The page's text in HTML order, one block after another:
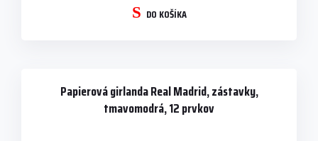
DO KOŠÍKA
Papierová girlanda Real Madrid, zástavky,
tmavomodrá, 12 prvkov